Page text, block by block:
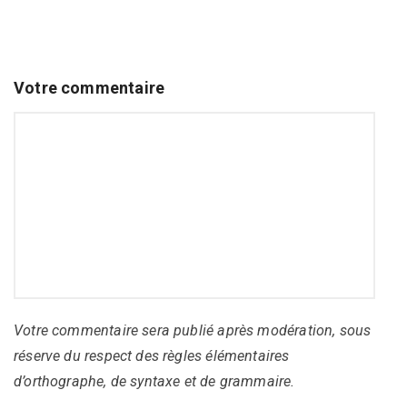
Votre commentaire
Votre commentaire sera publié après modération, sous
réserve du respect des règles élémentaires
d’orthographe, de syntaxe et de grammaire.